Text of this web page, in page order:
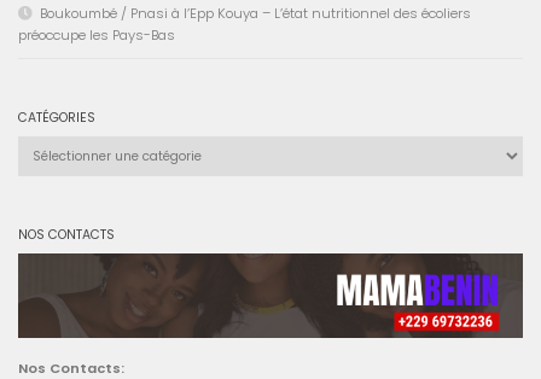
Boukoumbé / Pnasi à l’Epp Kouya – L’état nutritionnel des écoliers
préoccupe les Pays-Bas
CATÉGORIES
NOS CONTACTS
Nos Contacts: